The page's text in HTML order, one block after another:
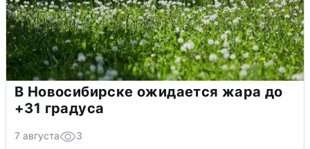
В Новосибирске ожидается жара до
+31 градуса
7 августа 3